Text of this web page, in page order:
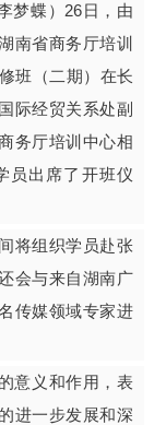
蝶）26日，由
南省商务厅培训
班（二期）在长
际经贸关系处副
务厅培训中心相
员出席了开班仪
将组织学员赴张
会与来自湖南广
传媒领域专家进
意义和作用，表
进一步发展和深